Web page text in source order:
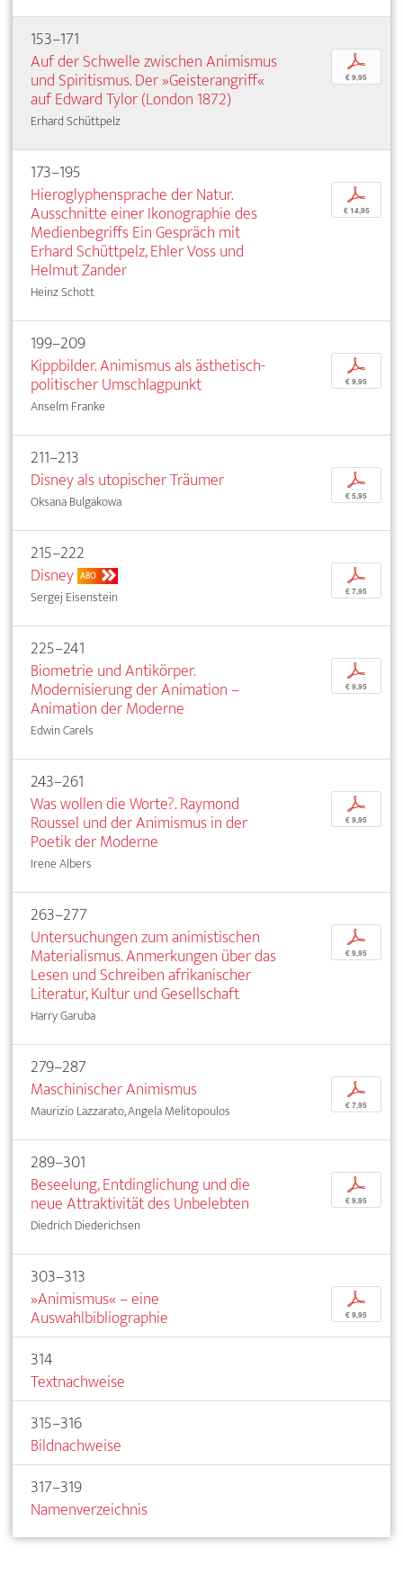
153–171
Auf der Schwelle zwischen Animismus
und Spiritismus. Der »Geisterangriff«
auf Edward Tylor (London 1872)
Erhard Schüttpelz
p
€ 9,95
173–195
Hieroglyphensprache der Natur.
Ausschnitte einer Ikonographie des
Medienbegriffs Ein Gespräch mit
Erhard Schüttpelz, Ehler Voss und
Helmut Zander
Heinz Schott
p
€ 14,95
199–209
Kippbilder. Animismus als ästhetisch-
politischer Umschlagpunkt
Anselm Franke
p
€ 9,95
211–213
Disney als utopischer Träumer
Oksana Bulgakowa
p
€ 5,95
215–222
Disney ABO
Sergej Eisenstein
p
€ 7,95
225–241
Biometrie und Antikörper.
Modernisierung der Animation –
Animation der Moderne
Edwin Carels
p
€ 9,95
243–261
Was wollen die Worte?. Raymond
Roussel und der Animismus in der
Poetik der Moderne
Irene Albers
p
€ 9,95
263–277
Untersuchungen zum animistischen
Materialismus. Anmerkungen über das
Lesen und Schreiben afrikanischer
Literatur, Kultur und Gesellschaft
Harry Garuba
p
€ 9,95
279–287
Maschinischer Animismus
Maurizio Lazzarato, Angela Melitopoulos
p
€ 7,95
289–301
Beseelung, Entdinglichung und die
neue Attraktivität des Unbelebten
Diedrich Diederichsen
p
€ 9,95
303–313
»Animismus« – eine
Auswahlbibliographie
p
€ 9,95
314
Textnachweise
315–316
Bildnachweise
317–319
Namenverzeichnis